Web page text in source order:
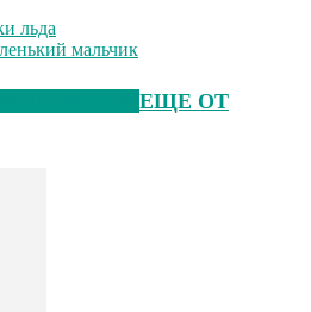
льда
мальчик
ЕЩЕ ОТ